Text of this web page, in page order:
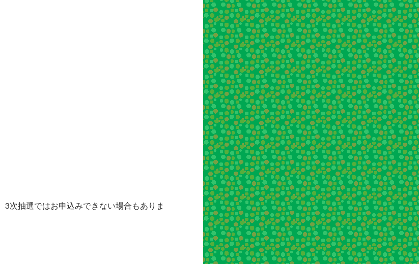
次抽選ではお申込みできない場合もありま